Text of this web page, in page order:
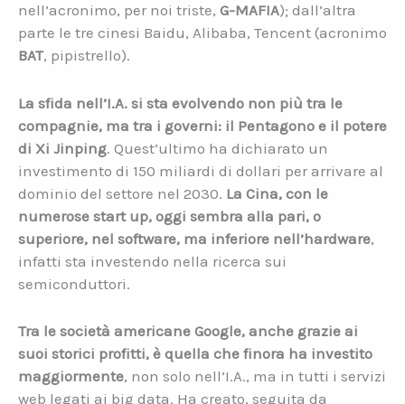
nell’acronimo, per noi triste, G-MAFIA); dall’altra
parte le tre cinesi Baidu, Alibaba, Tencent (acronimo
BAT, pipistrello).
La sfida nell’I.A. si sta evolvendo non più tra le
compagnie, ma tra i governi: il Pentagono e il potere
di Xi Jinping. Quest’ultimo ha dichiarato un
investimento di 150 miliardi di dollari per arrivare al
dominio del settore nel 2030. La Cina, con le
numerose start up, oggi sembra alla pari, o
superiore, nel software, ma inferiore nell’hardware,
infatti sta investendo nella ricerca sui
semiconduttori.
Tra le società americane Google, anche grazie ai
suoi storici profitti, è quella che finora ha investito
maggiormente, non solo nell’I.A., ma in tutti i servizi
web legati ai big data. Ha creato, seguita da